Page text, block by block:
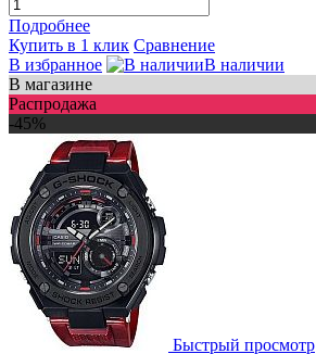
Подробнее
Купить в 1 клик Сравнение
В избранное
В наличии
В магазине
Распродажа
-45%
Быстрый просмотр